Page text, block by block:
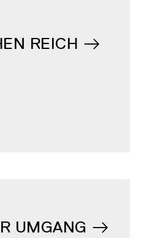
REICH
UMGANG